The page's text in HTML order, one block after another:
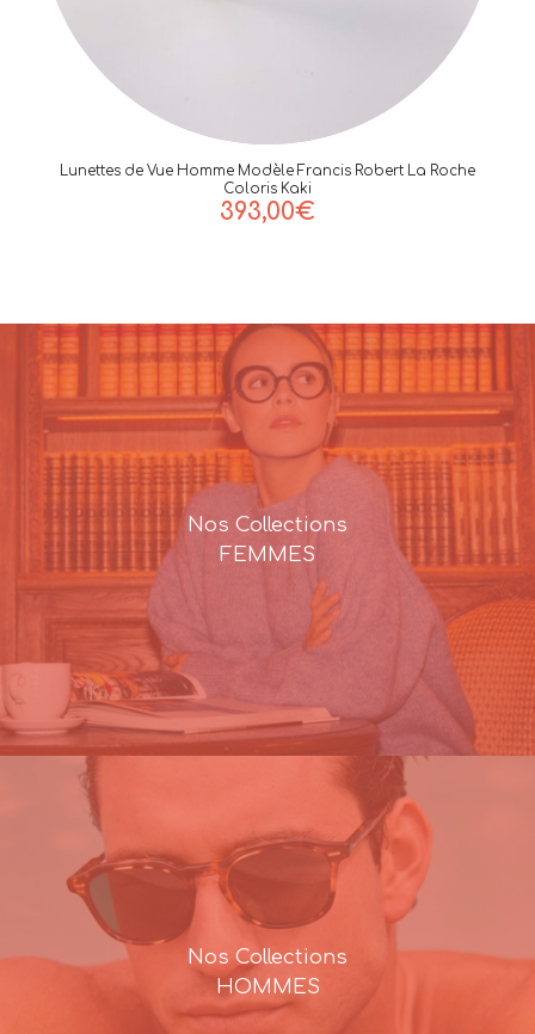
Lunettes de Vue Homme Modèle Francis Robert La Roche
Coloris Kaki
393,00€
Nos Collections
FEMMES
Nos Collections
HOMMES